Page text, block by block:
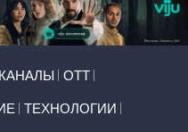
ОТТ
ТЕХНОЛОГИИ